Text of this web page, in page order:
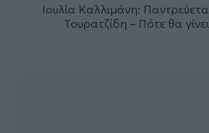
Ιουλία Καλλιμάνη:
Τουρατζίδη – Πότε θα